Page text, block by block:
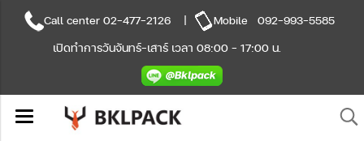
Call center 02-477-2126 | Mobile 092-993-5585
เปิดทำการวันจันทร์-เสาร์ เวลา 08:00 - 17:00 น.